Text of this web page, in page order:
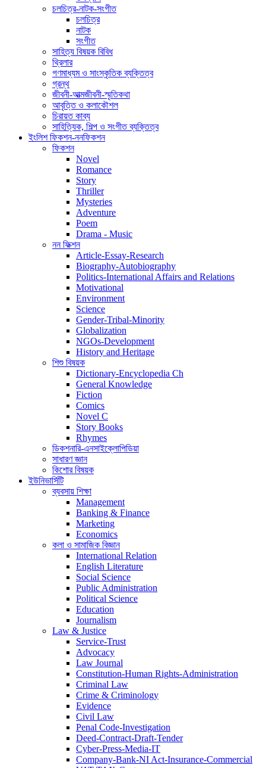
চলচিত্র-নাটক-সংগীত
চলচিত্র
নাটক
সংগীত
সাহিত্য বিষয়ক বিবিধ
থ্রিলার
গণমাধ্যম ও সাংস্কৃতিক ব্যক্তিত্ব
গ্রন্থ
জীবনী-আত্মজীবনী-স্মৃতিকথা
আবৃত্তি ও কলাকৌশল
চিরায়ত কাব্য
সাহিত্যিক, শিল্প ও সংগীত ব্যক্তিত্ব
ইংলিশ ফিকশন-ননফিকশন
ফিকশন
Novel
Romance
Story
Thriller
Mysteries
Adventure
Poem
Drama - Music
নন ফিক্শন
Article-Essay-Research
Biography-Autobiography
Politics-International Affairs and Relations
Motivational
Environment
Science
Gender-Tribal-Minority
Globalization
NGOs-Development
History and Heritage
শিশু বিষয়ক
Dictionary-Encyclopedia Ch
General Knowledge
Fiction
Comics
Novel C
Story Books
Rhymes
ডিকশনারি-এনসাইক্লোপিডিয়া
সাধারণ জ্ঞান
কিশোর বিষয়ক
ইউনিভার্সিটি
ব্যবসায় শিক্ষা
Management
Banking & Finance
Marketing
Economics
কলা ও সামাজিক বিজ্ঞান
International Relation
English Literature
Social Science
Public Administration
Political Science
Education
Journalism
Law & Justice
Service-Trust
Advocacy
Law Journal
Constitution-Human Rights-Administration
Criminal Law
Crime & Criminology
Evidence
Civil Law
Penal Code-Investigation
Deed-Contract-Draft-Tender
Cyber-Press-Media-IT
Company-Bank-NI Act-Insurance-Commercial